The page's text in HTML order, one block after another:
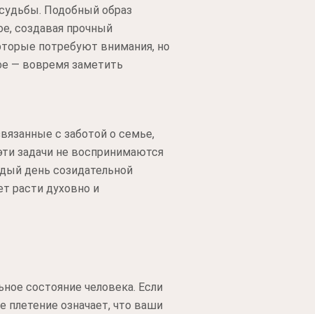
Подобный образ
создавая прочный
потребуют внимания, но
— вовремя заметить
с заботой о семье,
задачи не воспринимаются
день созидательной
расти духовно и
состояние человека. Если
означает, что ваши